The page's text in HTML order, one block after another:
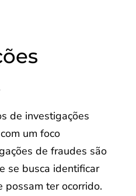
de investigações
um foco
de fraudes são
se busca identificar
possam ter ocorrido.